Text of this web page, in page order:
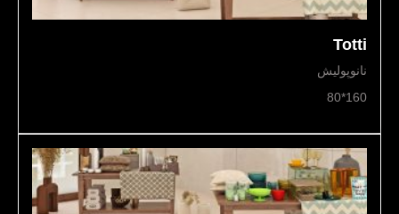
Totti
نانوپولیش
160*80